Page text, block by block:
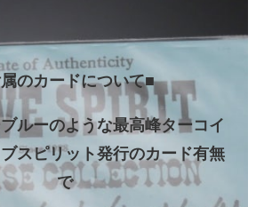
のカードについて■
ルーのような最高峰ターコイ
スピリット発行のカード有無
で